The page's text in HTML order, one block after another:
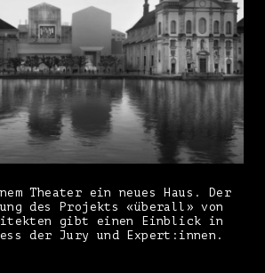
Theater ein neues Haus. Der
des Projekts «überall» von
gibt einen Einblick in
der Jury und Expert:innen.